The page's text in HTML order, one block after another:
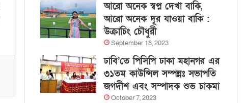
আরো অনেক স্বপ্ন দেখা বাকি,
আরো অনেক দূর যাওয়া বাকি :
উক্রাচিং চৌধুরী
September 18, 2023
ঢাবি’তে পিসিপি ঢাকা মহানগর এর
৩১তম কাউন্সিল সম্পন্নঃ সভাপতি
জগদীশ এবং সম্পাদক শুভ চাকমা
October 7, 2023